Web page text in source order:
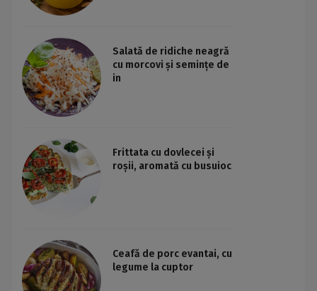
Salată de ridiche neagră
cu morcovi și semințe de
in
Frittata cu dovlecei și
roșii, aromată cu busuioc
Ceafă de porc evantai, cu
legume la cuptor